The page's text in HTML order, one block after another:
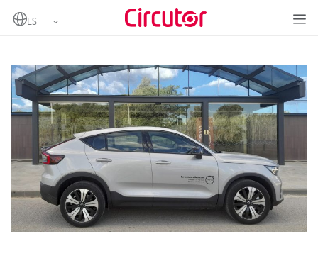
Home Reto Autonomía – Volvo C40 Recharge Single Motor